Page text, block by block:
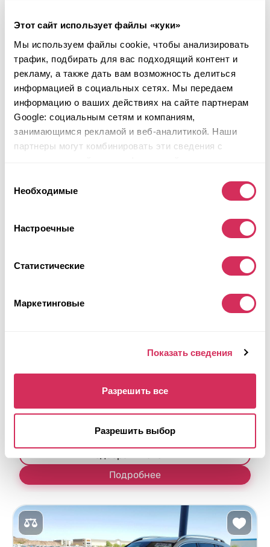
Этот сайт использует файлы «куки»
Мы используем файлы cookie, чтобы анализировать
трафик, подбирать для вас подходящий контент и
рекламу, а также дать вам возможность делиться
информацией в социальных сетях. Мы передаем
информацию о ваших действиях на сайте партнерам
Google: социальным сетям и компаниям,
занимающимся рекламой и веб-аналитикой. Наши
партнеры могут комбинировать эти сведения с
вами их сервисов.
согласия
Необходимые
Настроечные
Статистические
Маркетинговые
Показать сведения
Разрешить все
Разрешить выбор
Аукцион завершился19часов назад
Подобрать похожий
Подробнее
Бензин
2024
Аукцион завершился19часов назад
Подробнее